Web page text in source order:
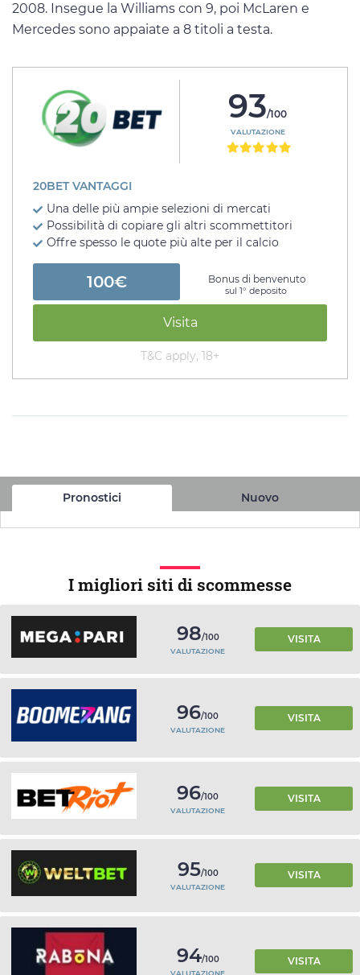
2008. Insegue la Williams con 9, poi McLaren e
Mercedes sono appaiate a 8 titoli a testa.
93/100
VALUTAZIONE
20BET VANTAGGI
Una delle più ampie selezioni di mercati
Possibilità di copiare gli altri scommettitori
Offre spesso le quote più alte per il calcio
100€ Bonus di benvenuto
sul 1° deposito
Visita
T&C apply, 18+
Pronostici Nuovo
I migliori siti di scommesse
98/100
VALUTAZIONE
VISITA
96/100
VALUTAZIONE
VISITA
96/100
VALUTAZIONE
VISITA
95/100
VALUTAZIONE
VISITA
94/100
VALUTAZIONE
VISITA